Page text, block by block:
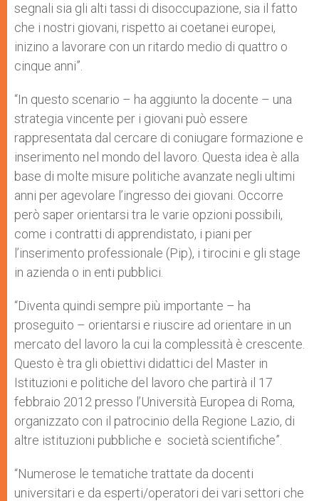
segnali sia gli alti tassi di disoccupazione, sia il fatto
che i nostri giovani, rispetto ai coetanei europei,
inizino a lavorare con un ritardo medio di quattro o
cinque anni”.
“In questo scenario – ha aggiunto la docente – una
strategia vincente per i giovani può essere
rappresentata dal cercare di coniugare formazione e
inserimento nel mondo del lavoro. Questa idea è alla
base di molte misure politiche avanzate negli ultimi
anni per agevolare l’ingresso dei giovani. Occorre
però saper orientarsi tra le varie opzioni possibili,
come i contratti di apprendistato, i piani per
l’inserimento professionale (Pip), i tirocini e gli stage
in azienda o in enti pubblici.
“Diventa quindi sempre più importante – ha
proseguito – orientarsi e riuscire ad orientare in un
mercato del lavoro la cui la complessità è crescente.
Questo è tra gli obiettivi didattici del Master in
Istituzioni e politiche del lavoro che partirà il 17
febbraio 2012 presso l’Università Europea di Roma,
organizzato con il patrocinio della Regione Lazio, di
altre istituzioni pubbliche e società scientifiche”.
“Numerose le tematiche trattate da docenti
universitari e da esperti/operatori dei vari settori che